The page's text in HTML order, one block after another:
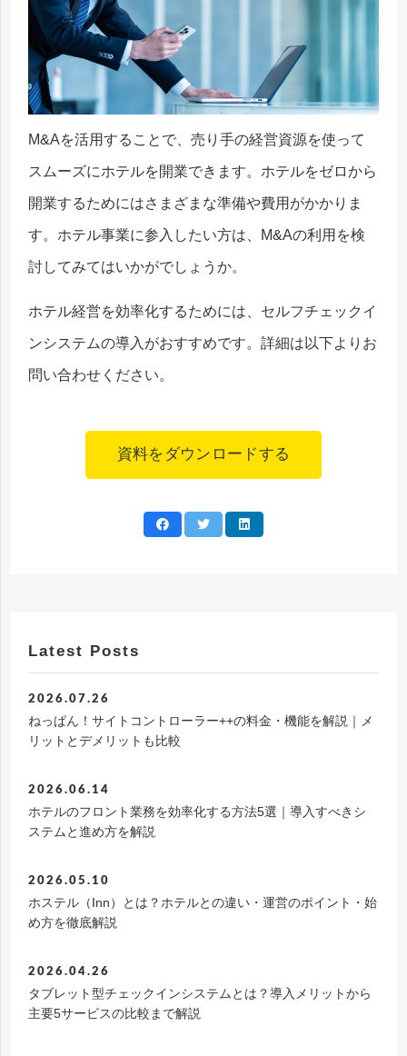
M&Aを活用することで、売り手の経営資源を使って
スムーズにホテルを開業できます。ホテルをゼロから
開業するためにはさまざまな準備や費用がかかりま
す。ホテル事業に参入したい方は、M&Aの利用を検
討してみてはいかがでしょうか。
ホテル経営を効率化するためには、セルフチェックイ
ンシステムの導入がおすすめです。詳細は以下よりお
問い合わせください。
資料をダウンロードする
Latest Posts
2026.07.26
ねっぱん！サイトコントローラー++の料金・機能を解説｜メ
リットとデメリットも比較
2026.06.14
ホテルのフロント業務を効率化する方法5選｜導入すべきシ
ステムと進め方を解説
2026.05.10
ホステル（Inn）とは？ホテルとの違い・運営のポイント・始
め方を徹底解説
2026.04.26
タブレット型チェックインシステムとは？導入メリットから
主要5サービスの比較まで解説